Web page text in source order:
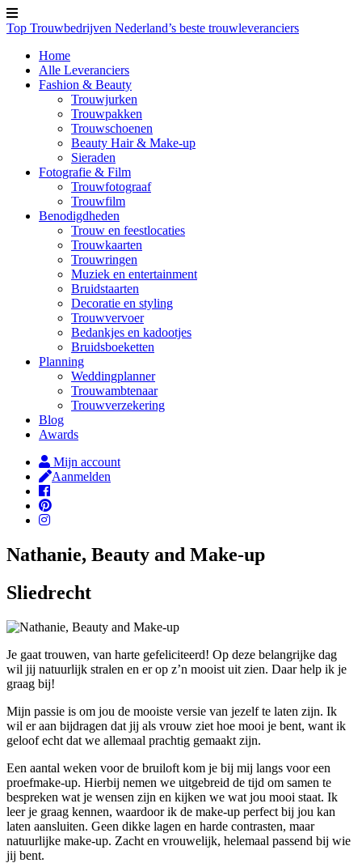
Top Trouwbedrijven Nederland’s beste trouwleveranciers
Home
Alle Leveranciers
Fashion & Beauty
Trouwjurken
Trouwpakken
Trouwschoenen
Beauty Hair & Make-up
Sieraden
Fotografie & Film
Trouwfotograaf
Trouwfilm
Benodigdheden
Trouw en feestlocaties
Trouwkaarten
Trouwringen
Muziek en entertainment
Bruidstaarten
Decoratie en styling
Trouwvervoer
Bedankjes en kadootjes
Bruidsboeketten
Planning
Weddingplanner
Trouwambtenaar
Trouwverzekering
Blog
Awards
Mijn account
Aanmelden
Nathanie, Beauty and Make-up
Sliedrecht
Je gaat trouwen, van harte gefeliciteerd! Op deze belangrijke dag
wil jij natuurlijk stralen en er op z’n mooist uit zien. Daar help ik je
graag bij!
Mijn passie is om jou de mooiste versie van jezelf te laten zijn. Ik
wil er aan bijdragen dat jij als vrouw ziet hoe mooi je bent, want ik
geloof echt dat we allemaal prachtig gemaakt zijn.
Een aantal weken voor de bruiloft kom je bij mij langs voor een
proefmake-up. Hierbij nemen we uitgebreid de tijd om samen te
bespreken wat je wensen zijn en kijken we wat jou mooi staat. Ik
leer je graag kennen, waardoor ik de make-up perfect bij jou kan
laten aansluiten. Geen dikke lagen en harde contrasten, maar
natuurlijke make-up. Zacht en vrouwelijk, helemaal passend bij wie
jij bent.